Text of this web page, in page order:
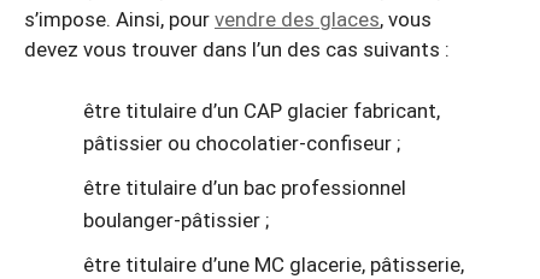
s’impose. Ainsi, pour vendre des glaces, vous
devez vous trouver dans l’un des cas suivants :
être titulaire d’un CAP glacier fabricant,
pâtissier ou chocolatier-confiseur ;
être titulaire d’un bac professionnel
boulanger-pâtissier ;
être titulaire d’une MC glacerie, pâtisserie,